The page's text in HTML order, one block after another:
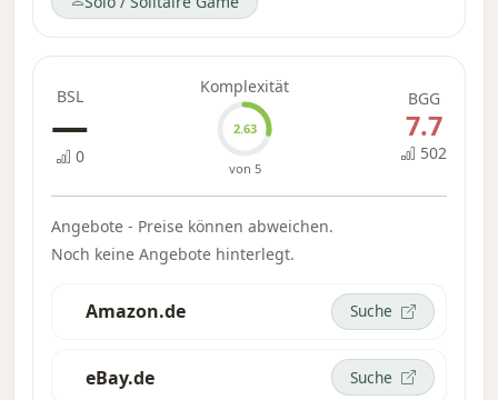
furchteinflößendes Charisma nutzen, um der
Geschichte Ihren Stempel aufzudrücken? Oder
werden Sie als unbedeutende Fußnote in der
Geschichte Frankreichs enden?
BSL
—
0
Komplexität
2.63
von 5
BGG
7.7
502
Angebote - Preise können abweichen.
Noch keine Angebote hinterlegt.
Amazon.de Suche
eBay.de Suche